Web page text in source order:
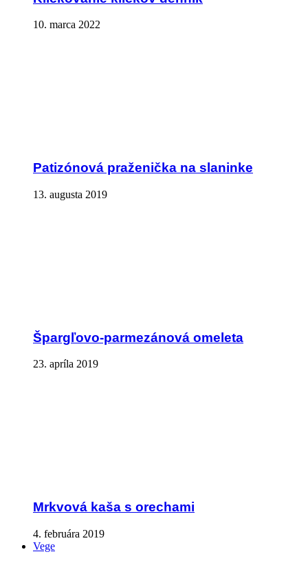
10. marca 2022
Patizónová praženička na slaninke
13. augusta 2019
Špargľovo-parmezánová omeleta
23. apríla 2019
Mrkvová kaša s orechami
4. februára 2019
Vege